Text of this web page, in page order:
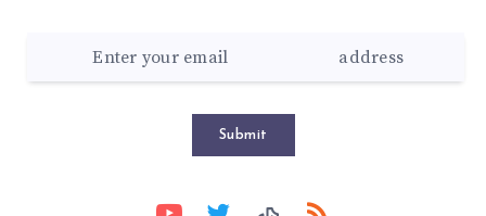
Submit